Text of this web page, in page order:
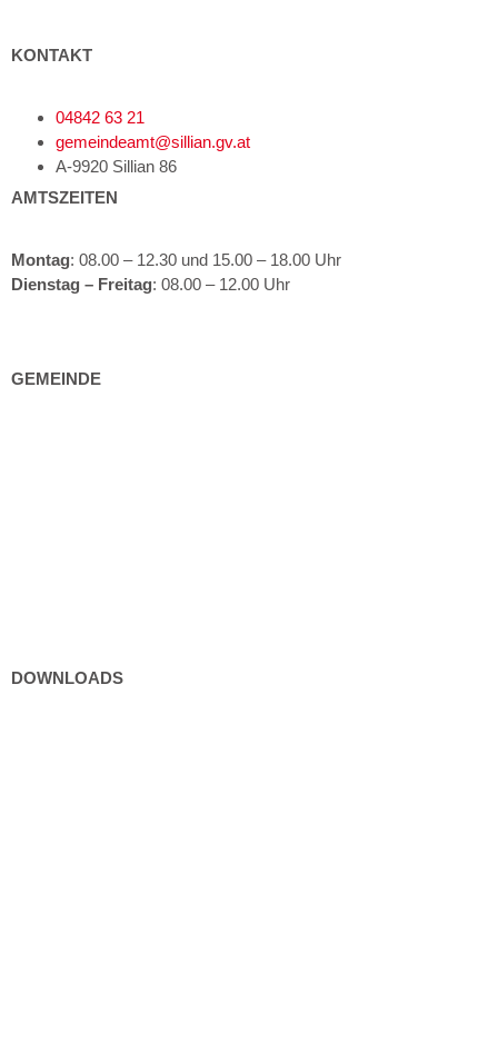
KONTAKT
04842 63 21
gemeindeamt@sillian.gv.at
A-9920 Sillian 86
AMTSZEITEN
Montag: 08.00 – 12.30 und 15.00 – 18.00 Uhr
Dienstag – Freitag: 08.00 – 12.00 Uhr
GEMEINDE
DOWNLOADS